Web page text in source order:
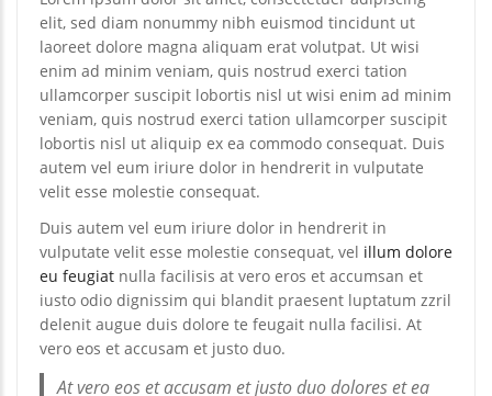
elit, sed diam nonummy nibh euismod tincidunt ut
laoreet dolore magna aliquam erat volutpat. Ut wisi
enim ad minim veniam, quis nostrud exerci tation
ullamcorper suscipit lobortis nisl ut wisi enim ad minim
veniam, quis nostrud exerci tation ullamcorper suscipit
lobortis nisl ut aliquip ex ea commodo consequat. Duis
autem vel eum iriure dolor in hendrerit in vulputate
velit esse molestie consequat.
Duis autem vel eum iriure dolor in hendrerit in
vulputate velit esse molestie consequat, vel illum dolore
eu feugiat nulla facilisis at vero eros et accumsan et
iusto odio dignissim qui blandit praesent luptatum zzril
delenit augue duis dolore te feugait nulla facilisi. At
vero eos et accusam et justo duo.
At vero eos et accusam et justo duo dolores et ea